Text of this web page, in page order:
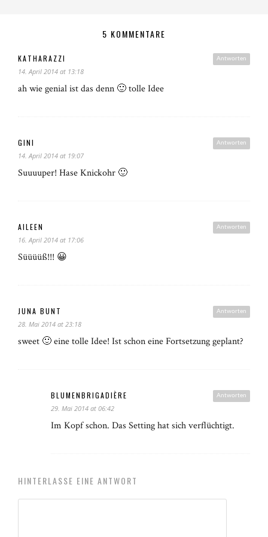
5 KOMMENTARE
Antworten
KATHARAZZI
14. April 2014 at 13:18
ah wie genial ist das denn 🙂 tolle Idee
Antworten
GINI
14. April 2014 at 19:07
Suuuuper! Hase Knickohr 🙂
Antworten
AILEEN
16. April 2014 at 17:06
Süüüüß!!! 😀
Antworten
JUNA BUNT
28. Mai 2014 at 23:18
sweet 🙂 eine tolle Idee! Ist schon eine Fortsetzung geplant?
Antworten
BLUMENBRIGADIÈRE
29. Mai 2014 at 06:42
Im Kopf schon. Das Setting hat sich verflüchtigt.
HINTERLASSE EINE ANTWORT